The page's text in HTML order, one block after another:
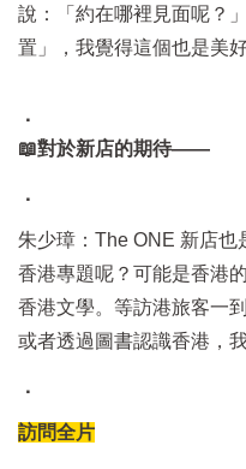
說：「約在哪裡見面呢？
置」，我覺得這個也是美好
．
📖對於新店的期待——
．
朱少璋：The ONE 新店也
香港專題呢？可能是香港
香港文學。等訪港旅客一
或者透過圖書認識香港，
．
訪問全片